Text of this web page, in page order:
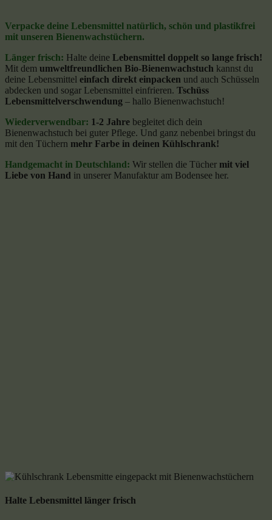
Verpacke deine Lebensmittel natürlich, schön und plastikfrei
mit unseren Bienenwachstüchern.
Länger frisch: Halte deine Lebensmittel doppelt so lange frisch!
Mit dem umweltfreundlichen Bio-Bienenwachstuch kannst du
deine Lebensmittel einfach direkt einpacken und auch Schüsseln
abdecken und sogar Lebensmittel einfrieren. Tschüss
Lebensmittelverschwendung – hallo Bienenwachstuch!
Wiederverwendbar: 1-2 Jahre begleitet dich dein
Bienenwachstuch bei guter Pflege. Und ganz nebenbei bringst du
mit den Tüchern mehr Farbe in deinen Kühlschrank!
Handgemacht in Deutschland: Wir stellen die Tücher mit viel
Liebe von Hand in unserer Manufaktur am Bodensee her.
Halte Lebensmittel länger frisch